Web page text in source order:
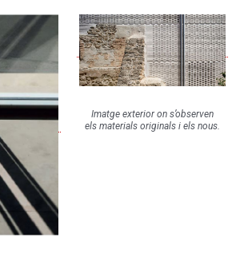
Imatge exterior on s’observen
els materials originals i els nous.